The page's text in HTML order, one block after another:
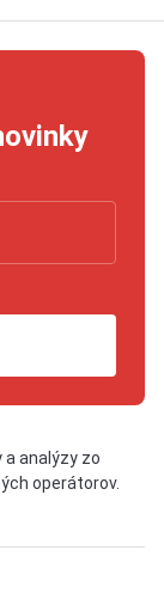
a analýzy zo
operátorov.